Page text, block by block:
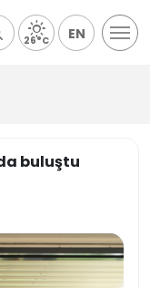
26°C EN
buluştu